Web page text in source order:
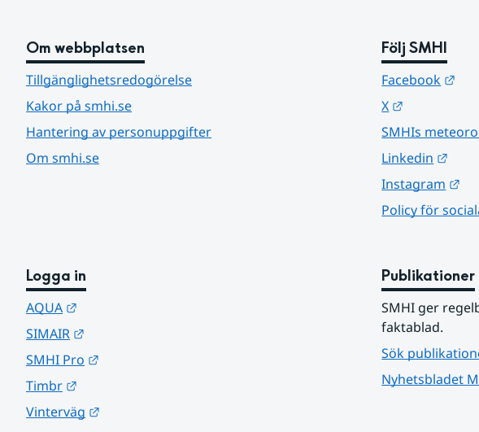
Om webbplatsen
Tillgänglighetsredogörelse
Kakor på smhi.se
Hantering av personuppgifter
Om smhi.se
Följ SMHI
Facebook
X
SMHIs
Linkedin
Instagram
Policy för
Logga in
AQUA
SIMAIR
SMHI Pro
Timbr
Vinterväg
Publikationer
SMHI ger
faktablad.
Sök
Nyhetsbladet